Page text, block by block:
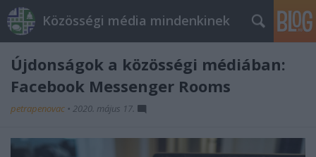
Közösségi média mindenkinek
Újdonságok a közösségi médiában:
Facebook Messenger Rooms
petrapenovac • 2020. május 17.